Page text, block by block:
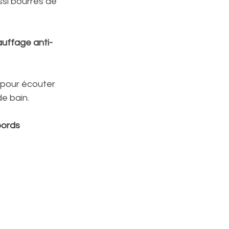
anti-
écouter
bain.